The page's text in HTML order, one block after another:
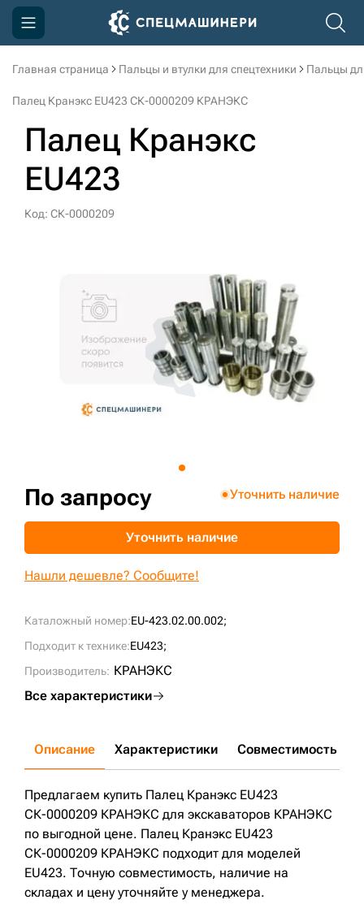
Главная страница Пальцы и втулки для спецтехники Пальцы
Палец Кранэкс EU423 СК-0000209 КРАНЭКС
Палец Кранэкс
EU423
Код: СК-0000209
Каталожный номер:EU-423.02.00.002;
Подходит к технике:EU423;
Производитель: КРАНЭКС
Все характеристики
По запросу Уточнить наличие
Уточнить наличие
Нашли дешевле? Сообщите!
Описание Характеристики Совместимость
Предлагаем купить Палец Кранэкс EU423
СК-0000209 КРАНЭКС для экскаваторов КРАНЭКС
по выгодной цене. Палец Кранэкс EU423
СК-0000209 КРАНЭКС подходит для моделей
EU423. Точную совместимость, наличие на
складах и цену уточняйте у менеджера.
Компания
Доставка и оплата
Информация
Контакты
sksale@skdst.ru
+7 (499) 394-50-93